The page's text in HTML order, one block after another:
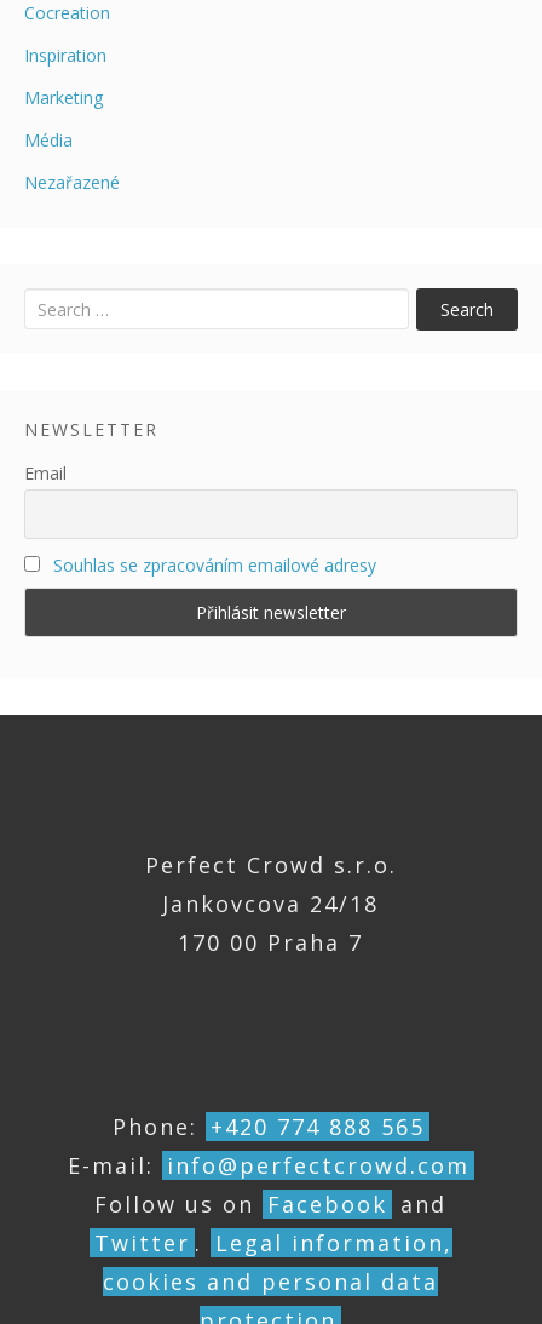
Cocreation
Inspiration
Marketing
Média
Nezařazené
Uncategorized
Search
NEWSLETTER
Email
Souhlas se zpracováním emailové adresy
Perfect Crowd s.r.o.
Jankovcova 24/18
170 00 Praha 7
Phone:
+420 774 888 565
E-mail:
info@perfectcrowd.com
Follow us on
Facebook and
Twitter .
Legal information,
cookies and personal data